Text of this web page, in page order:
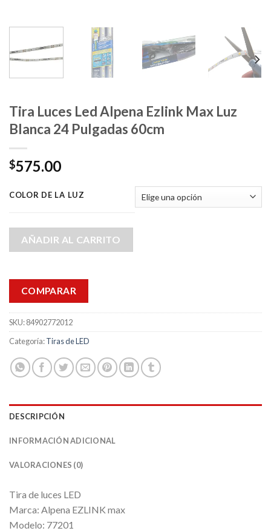
Tira Luces Led Alpena Ezlink Max Luz
Blanca 24 Pulgadas 60cm
$575.00
COLOR DE LA LUZ
AÑADIR AL CARRITO
COMPARAR
SKU:84902772012
Categoría:Tiras de LED
DESCRIPCIÓN
INFORMACIÓN ADICIONAL
VALORACIONES (0)
Tira de luces LED
Marca: Alpena EZLINK max
Modelo: 77201